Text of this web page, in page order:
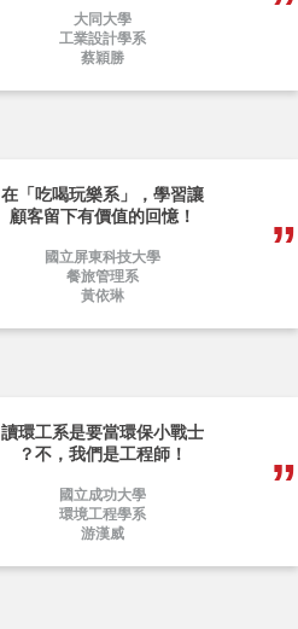
大同大學
工業設計學系
蔡穎勝
在「吃喝玩樂系」，學習讓
顧客留下有價值的回憶！
國立屏東科技大學
餐旅管理系
黃依琳
讀環工系是要當環保小戰士
？不，我們是工程師！
國立成功大學
環境工程學系
游漢威